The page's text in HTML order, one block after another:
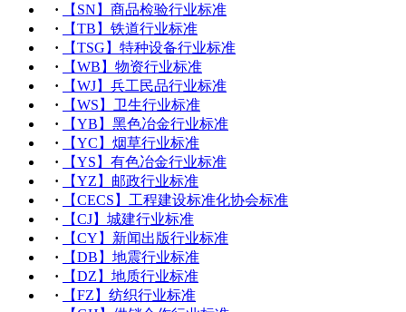
·
【SN】商品检验行业标准
·
【TB】铁道行业标准
·
【TSG】特种设备行业标准
·
【WB】物资行业标准
·
【WJ】兵工民品行业标准
·
【WS】卫生行业标准
·
【YB】黑色冶金行业标准
·
【YC】烟草行业标准
·
【YS】有色冶金行业标准
·
【YZ】邮政行业标准
·
【CECS】工程建设标准化协会标准
·
【CJ】城建行业标准
·
【CY】新闻出版行业标准
·
【DB】地震行业标准
·
【DZ】地质行业标准
·
【FZ】纺织行业标准